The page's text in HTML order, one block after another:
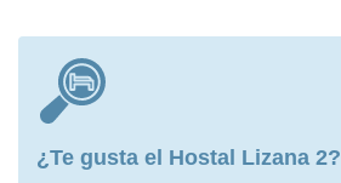
¿Te gusta el Hostal Lizana 2?